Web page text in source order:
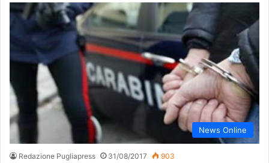
News Online
Redazione Pugliapress 31/08/2017 903